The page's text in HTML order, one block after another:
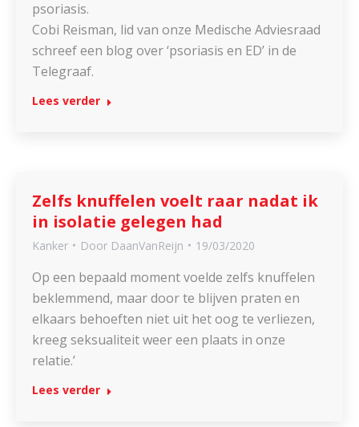
psoriasis.
Cobi Reisman, lid van onze Medische Adviesraad
schreef een blog over ‘psoriasis en ED’ in de
Telegraaf.
Lees verder
Zelfs knuffelen voelt raar nadat ik
in isolatie gelegen had
Kanker Door DaanVanReijn 19/03/2020
Op een bepaald moment voelde zelfs knuffelen
beklemmend, maar door te blijven praten en
elkaars behoeften niet uit het oog te verliezen,
kreeg seksualiteit weer een plaats in onze
relatie.’
Lees verder